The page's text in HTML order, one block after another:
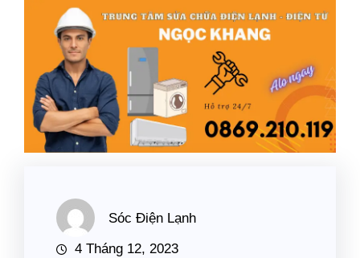
Sóc Điện Lạnh
4 Tháng 12, 2023